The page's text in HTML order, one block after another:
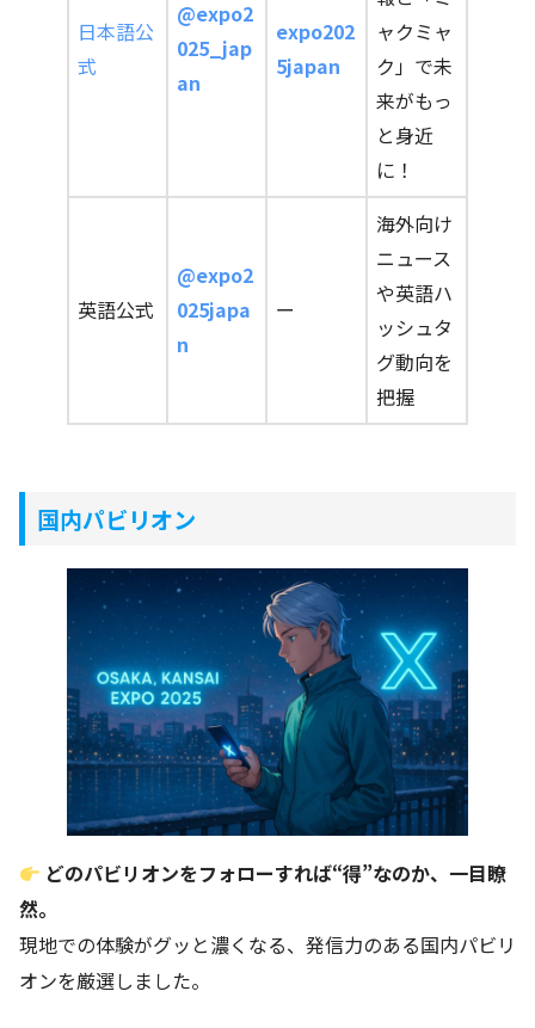
日本語公
式
@expo2
025_jap
an
expo202
5japan
ャクミャ
ク」で未
来がもっ
と身近
に！
英語公式
@expo2
025japa
n
ー
海外向け
ニュース
や英語ハ
ッシュタ
グ動向を
把握
国内パビリオン
どのパビリオンをフォローすれば“得”なのか、一目瞭
然。
現地での体験がグッと濃くなる、発信力のある国内パビリ
オンを厳選しました。